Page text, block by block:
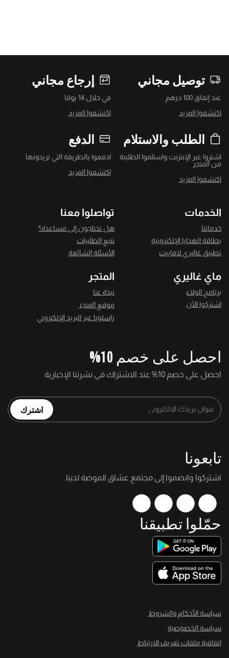
توصيل مجاني
عند إنفاق 100 درهم
اكتشفوا المزيد
إرجاع مجاني
في خلال 14 يومًا
اكتشفوا المزيد
الطلب والاستلام
اشتروا عبر الإنترنت واستلموا الطلبية
من المتجر
اكتشفوا المزيد
الدفع
ادفعوا بالطريقة التي تريدونها
اكتشفوا المزيد
الخدمات
خدماتنا
بطاقة الهدايا الإلكترونية
تطبيق غاليري لافاييت
تواصلوا معنا
هل تحتاجون إلى مساعدة؟
تتبع الطلبيات
الأسئلة الشائعة
ماي غاليري
برنامج الولاء
اشتركوا الآن
المتجر
نبذة عنا
موقع المتجر
راسلونا عبر البريد الإلكتروني
احصل على خصم 10%
احصل على خصم 10% عند الاشتراك في نشرتنا الإخبارية
اشترك
تابعونا
اشتركوا وانضموا إلى مجتمع عشاق الموضة لدينا.
حمّلوا تطبيقنا
سياسة الأحكام والشروط
سياسة الخصوصية
اتفاقية ملفات تعريف الارتباط